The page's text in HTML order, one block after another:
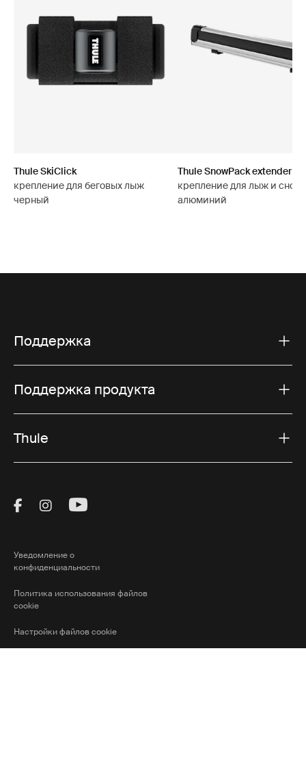
Thule SkiClick
крепление для беговых лыж
черный
Thule SnowPack extender
крепление для лыж и
алюминий
Поддержка
Поддержка продукта
Thule
Visit Thule on Facebook (external link)
Visit Thule on Instagram (external link)
Visit Thule on Youtube (external
Уведомление о
конфиденциальности
Политика использования файлов
cookie
Настройки файлов cookie